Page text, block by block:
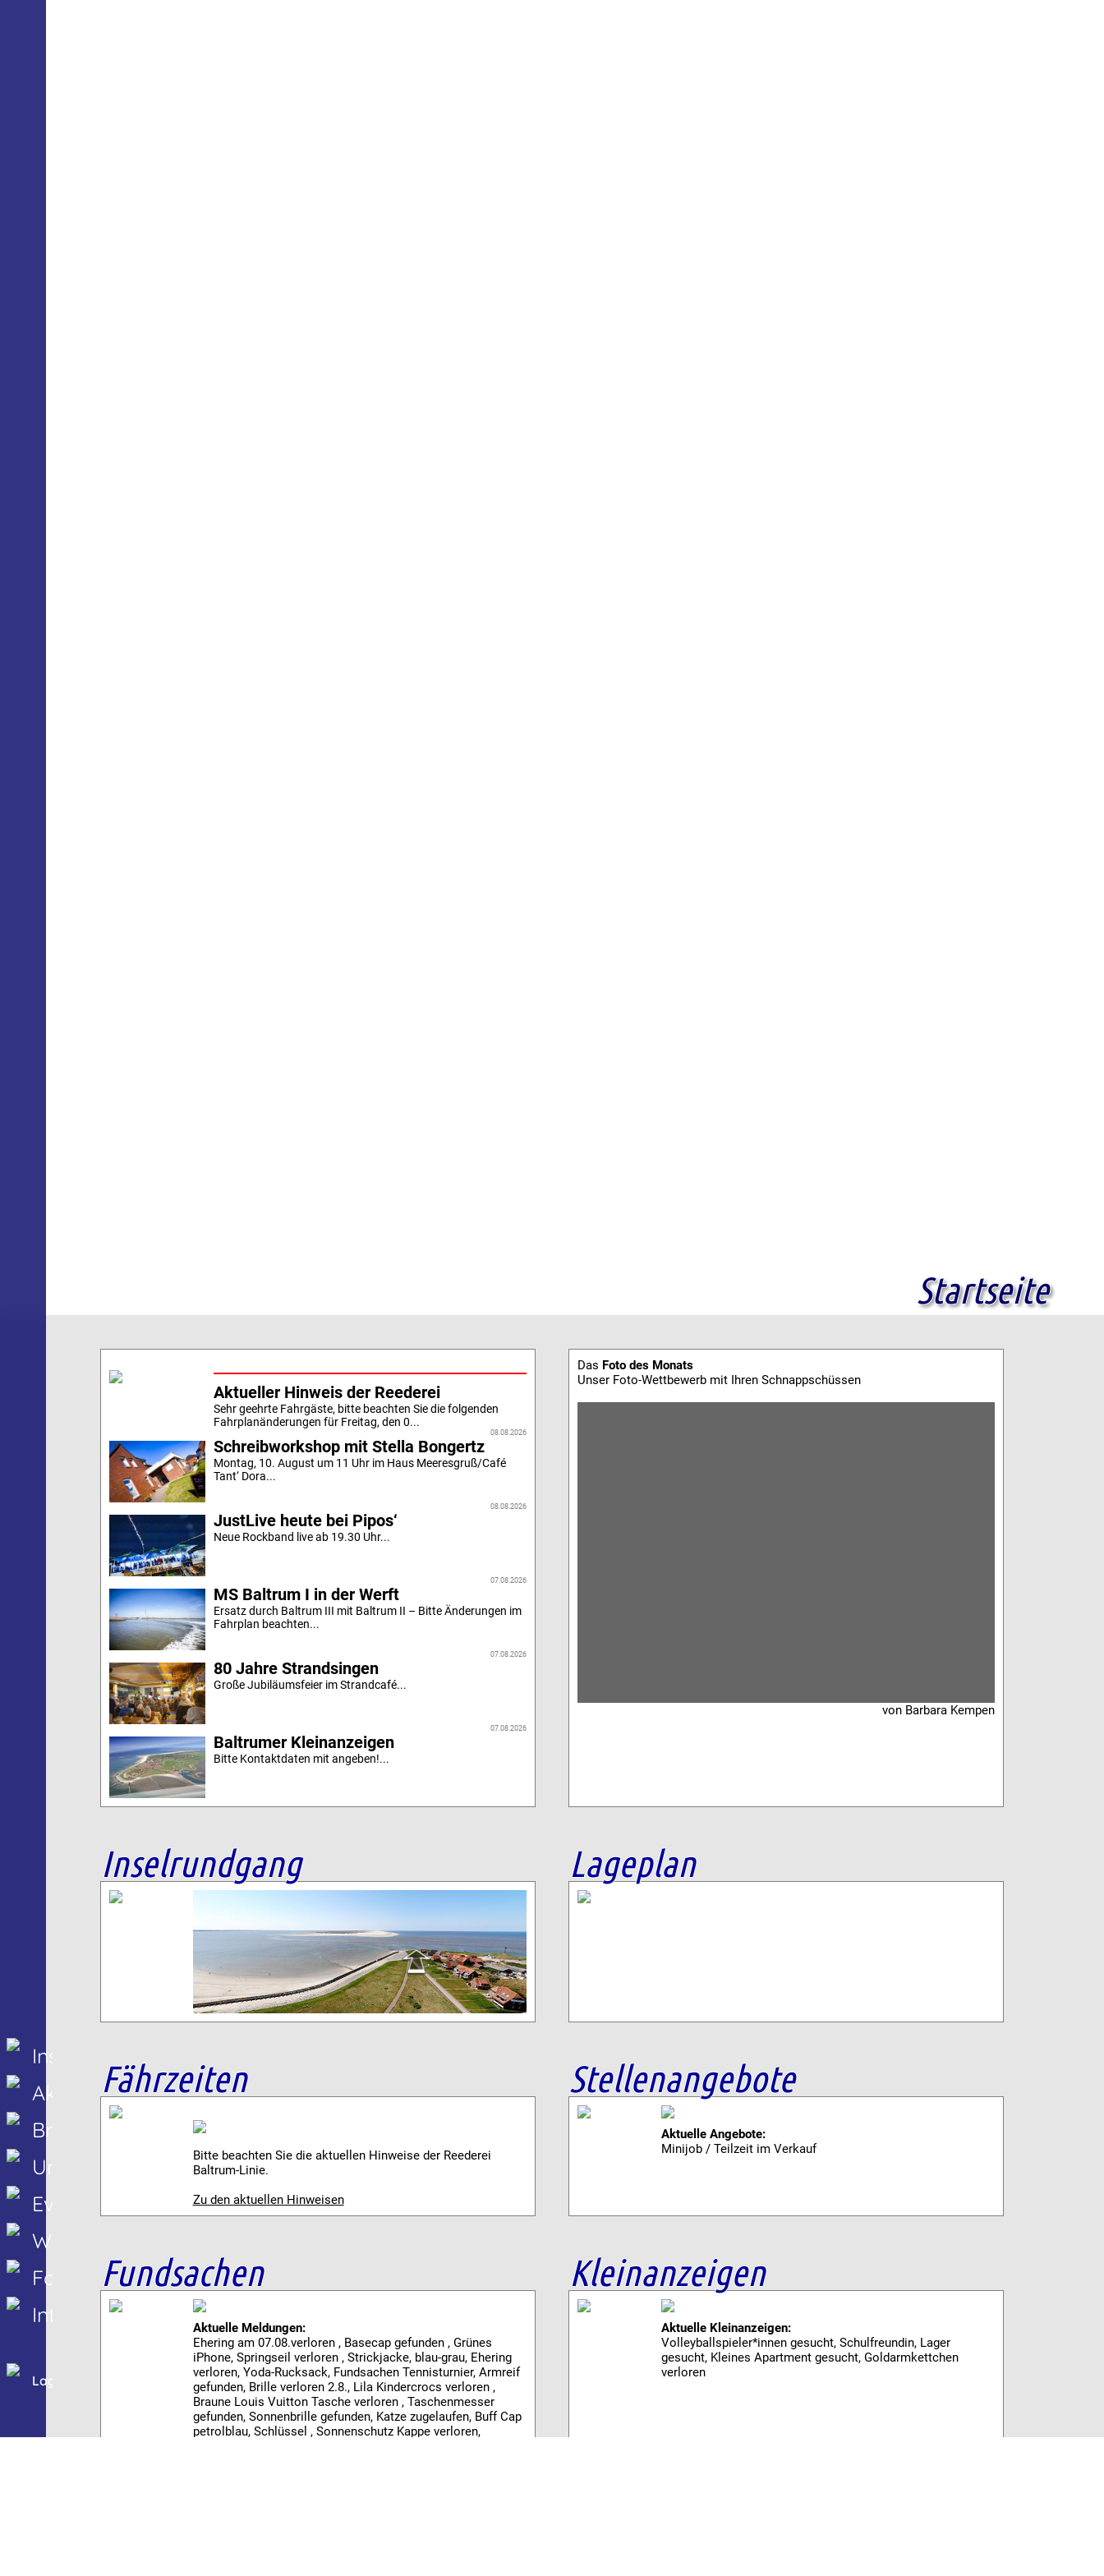
Startseite
Aktueller Hinweis der Reederei
Sehr geehrte Fahrgäste, bitte beachten Sie die folgenden
Fahrplanänderungen für Freitag, den 0...
08.08.2026
Schreibworkshop mit Stella Bongertz
Montag, 10. August um 11 Uhr im Haus Meeresgruß/Café
Tant‘ Dora...
08.08.2026
JustLive heute bei Pipos‘
Neue Rockband live ab 19.30 Uhr...
07.08.2026
MS Baltrum I in der Werft
Ersatz durch Baltrum III mit Baltrum II – Bitte Änderungen im
Fahrplan beachten...
07.08.2026
80 Jahre Strandsingen
Große Jubiläumsfeier im Strandcafé...
07.08.2026
Baltrumer Kleinanzeigen
Bitte Kontaktdaten mit angeben!...
Das Foto des Monats
Unser Foto-Wettbewerb mit Ihren Schnappschüssen
von Barbara Kempen
Inselrundgang Lageplan
Fährzeiten
Bitte beachten Sie die aktuellen Hinweise der Reederei
Baltrum-Linie.
Zu den aktuellen Hinweisen
Stellenangebote
Aktuelle Angebote:
Minijob / Teilzeit im Verkauf
Fundsachen
Aktuelle Meldungen:
Ehering am 07.08.verloren , Basecap gefunden , Grünes
iPhone, Springseil verloren , Strickjacke, blau-grau, Ehering
verloren, Yoda-Rucksack, Fundsachen Tennisturnier, Armreif
gefunden, Brille verloren 2.8., Lila Kindercrocs verloren ,
Braune Louis Vuitton Tasche verloren , Taschenmesser
gefunden, Sonnenbrille gefunden, Katze zugelaufen, Buff Cap
petrolblau, Schlüssel , Sonnenschutz Kappe verloren,
Kleinanzeigen
Aktuelle Kleinanzeigen:
Volleyballspieler*innen gesucht, Schulfreundin, Lager
gesucht, Kleines Apartment gesucht, Goldarmkettchen
verloren
Insel Baltrum
Aktuelles
Branchenbuch
Unterkünfte
Events
Webcams
Fahrplan
Interaktiv
Lageplan